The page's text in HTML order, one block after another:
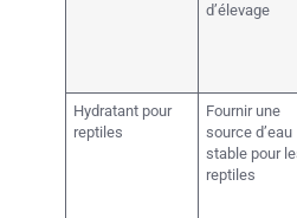
d’élevage
Hydratant pour
reptiles
Fournir une
source d’eau
stable pour
reptiles